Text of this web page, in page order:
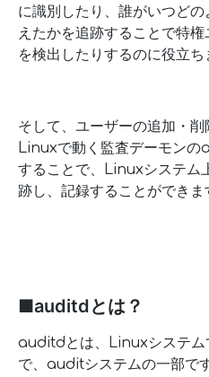
に識別したり、誰がいつど
えたかを追跡することで特
を検出したりするのに役立ち
そして、ユーザーの追加・削
Linuxで動く監査デーモン
することで、Linuxシステム
跡し、記録することができま
■auditdとは？
auditdとは、Linuxシステム
で、auditシステムの一部で